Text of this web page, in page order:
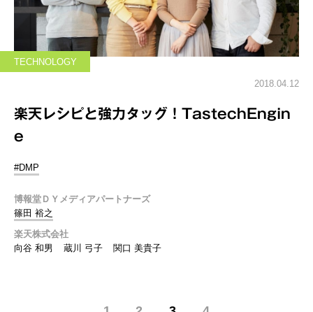
TECHNOLOGY
2018.04.12
楽天レシピと強力タッグ！TastechEngin
e
#DMP
博報堂ＤＹメディアパートナーズ
篠田 裕之
楽天株式会社
向谷 和男
蔵川 弓子 関口 美貴子